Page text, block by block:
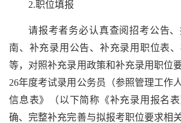
2.职位填报
请报考者务必认真查阅招考公告
南、补充录用公告、补充录用职位表
等，对照补充录用政策和补充录用职位
26年度考试录用公务员（参照管理工作
信息表》（以下简称《补充录用报名
确、完整补充完善与拟报考职位要求相